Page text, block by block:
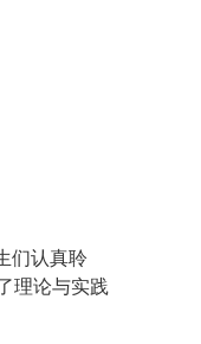
们认真聆
理论与实践